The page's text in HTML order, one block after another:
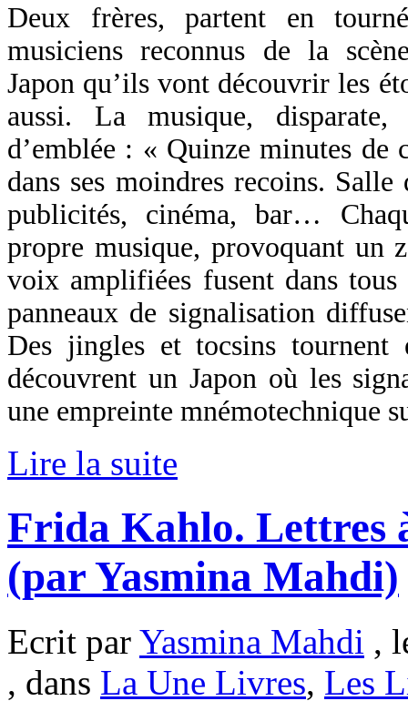
Deux frères, partent en
musiciens reconnus de la
Japon qu’ils vont découvrir les
aussi. La musique, disparate,
d’emblée : « Quinze minutes de
dans ses moindres recoins.
publicités, cinéma, bar…
propre musique, provoquant un
voix amplifiées fusent dans
panneaux de signalisation
Des jingles et tocsins
découvrent un Japon où les
une empreinte mnémotechnique
Lire la suite
Frida Kahlo. Lettres
(par Yasmina Mahdi)
Ecrit par Yasmina Mahdi ,
, dans La Une Livres, Les